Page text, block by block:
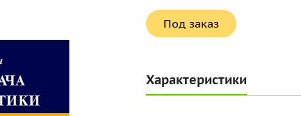
Под заказ
Характеристики